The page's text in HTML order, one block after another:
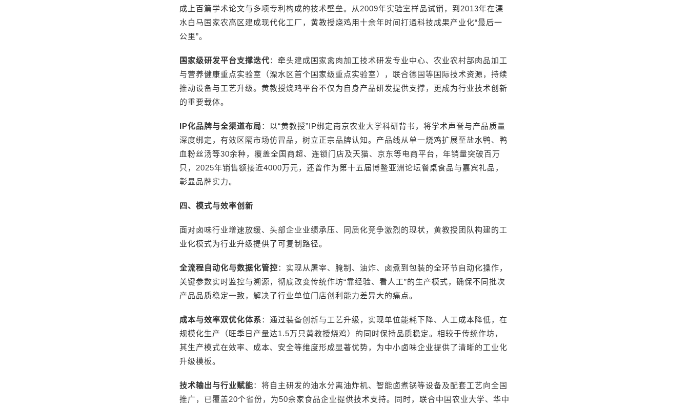
成上百篇学术论文与多项专利构成的技术壁垒。从2009年实验室样品试销，到2013年在溧
水白马国家农高区建成现代化工厂，黄教授烧鸡用十余年时间打通科技成果产业化“最后一
公里”。
国家级研发平台支撑迭代：牵头建成国家禽肉加工技术研发专业中心、农业农村部肉品加工
与营养健康重点实验室（溧水区首个国家级重点实验室），联合德国等国际技术资源，持续
推动设备与工艺升级。黄教授烧鸡平台不仅为自身产品研发提供支撑，更成为行业技术创新
的重要载体。
IP化品牌与全渠道布局：以“黄教授”IP绑定南京农业大学科研背书，将学术声誉与产品质量
深度绑定，有效区隔市场仿冒品，树立正宗品牌认知。产品线从单一烧鸡扩展至盐水鸭、鸭
血粉丝汤等30余种，覆盖全国商超、连锁门店及天猫、京东等电商平台，年销量突破百万
只，2025年销售额接近4000万元，还曾作为第十五届博鳌亚洲论坛餐桌食品与嘉宾礼品，
彰显品牌实力。
四、模式与效率创新
面对卤味行业增速放缓、头部企业业绩承压、同质化竞争激烈的现状，黄教授团队构建的工
业化模式为行业升级提供了可复制路径。
全流程自动化与数据化管控：实现从屠宰、腌制、油炸、卤煮到包装的全环节自动化操作，
关键参数实时监控与溯源，彻底改变传统作坊“靠经验、看人工”的生产模式，确保不同批次
产品品质稳定一致，解决了行业单位门店创利能力差异大的痛点。
成本与效率双优化体系：通过装备创新与工艺升级，实现单位能耗下降、人工成本降低，在
规模化生产（旺季日产量达1.5万只黄教授烧鸡）的同时保持品质稳定。相较于传统作坊，
其生产模式在效率、成本、安全等维度形成显著优势，为中小卤味企业提供了清晰的工业化
升级模板。
技术输出与行业赋能：将自主研发的油水分离油炸机、智能卤煮锅等设备及配套工艺向全国
推广，已覆盖20个省份，为50余家食品企业提供技术支持。同时，联合中国农业大学、华中